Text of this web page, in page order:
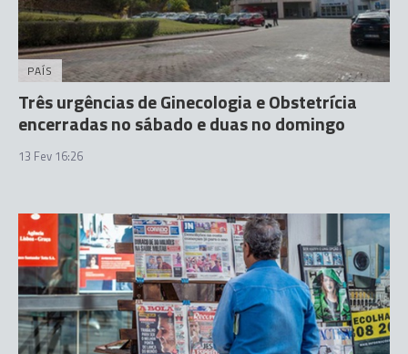
PAÍS
Três urgências de Ginecologia e Obstetrícia
encerradas no sábado e duas no domingo
13 Fev 16:26